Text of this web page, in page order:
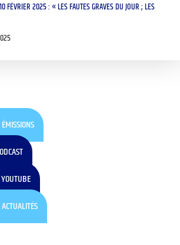
FÉVRIER 2025 : « LES FAUTES GRAVES DU JOUR ; LES